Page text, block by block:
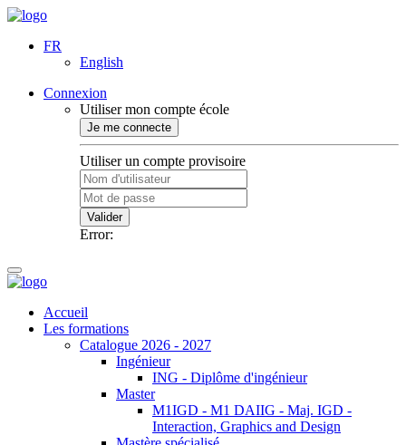
FR
English
Connexion
Utiliser mon compte école
Je me connecte
Utiliser un compte provisoire
Valider
Error:
Accueil
Les formations
Catalogue 2026 - 2027
Ingénieur
ING - Diplôme d'ingénieur
Master
M1IGD - M1 DAIIG - Maj. IGD -
Interaction, Graphics and Design